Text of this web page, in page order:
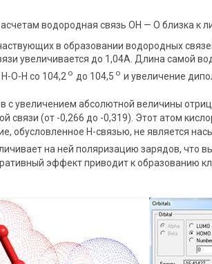
водородная связь ОН — О близка к
в образовании водородных
увеличивается до 1,04А. Длина самой
О-Н со 104,2 о до 104,5 о и увеличение
с увеличением абсолютной величины
связи (от -0,266 до -0,319). Этот атом
обусловленное Н-связью, не является
на ней поляризацию зарядов, что
эффект приводит к образованию